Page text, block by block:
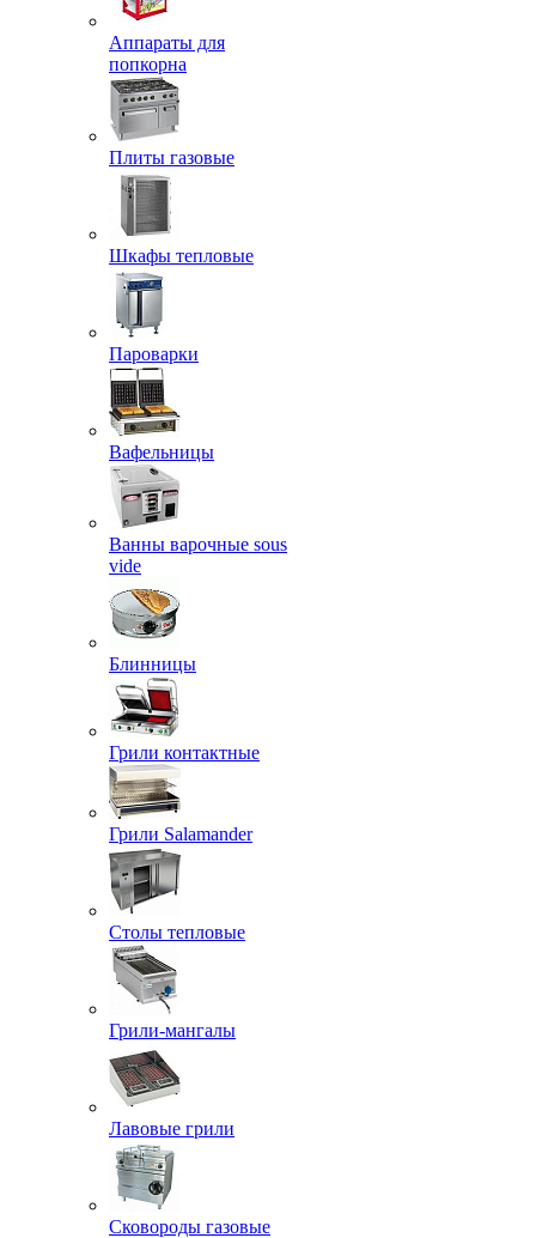
Аппараты для
попкорна
Плиты газовые
Шкафы тепловые
Пароварки
Вафельницы
Ванны варочные sous
vide
Блинницы
Грили контактные
Грили Salamander
Столы тепловые
Грили-мангалы
Лавовые грили
Сковороды газовые